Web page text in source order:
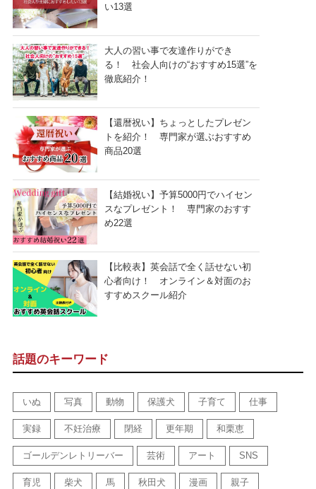
い13選
大人の習い事で友達作りができ
る！ 社会人向けの“おすすめ15選”を
徹底紹介！
【還暦祝い】ちょっとしたプレゼン
トを紹介！ 専門家が選ぶおすすめ
商品20選
【結婚祝い】予算5000円でハイセン
スなプレゼント！ 専門家のおすす
め22選
【比較表】英会話で全く話せない初
心者向け！ オンライン＆対面のお
すすめスクール紹介
話題のキーワード
いぬ 写真 動物 保護犬 子育て 仕事
実録 不妊治療 閉経 更年期 和栗恵
ゴールデンレトリーバー 芸術 アート SNS
育児 柴犬 馬 秋田犬 漫画 親子